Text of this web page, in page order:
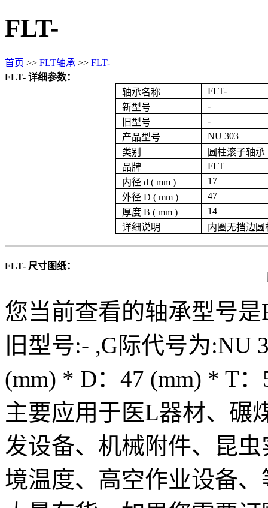
FLT-
首页 >> FLT轴承 >> FLT-
FLT- 详细参数：
轴承名称
FLT-
新型号
-
旧型号
-
产品型号
NU 303
类别
圆柱滚子轴承
品牌
FLT
内径 d ( mm )
17
外径 D ( mm )
47
厚度 B ( mm )
14
详细说明
内圈无挡边圆
FLT- 尺寸图纸：
您当前查看的轴承型号
旧型号:- ,G际代号为:NU
(mm) * D：47 (mm) * T
主要应用于医L器材、碾
发设备、机械附件、昆
境温度、高空作业设备